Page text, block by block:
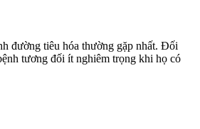
đường tiêu hóa thường gặp nhất. Đối
tương đối ít nghiêm trọng khi họ có